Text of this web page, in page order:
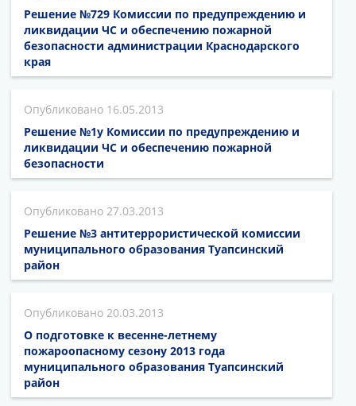
Решение №729 Комиссии по предупреждению и
ликвидации ЧС и обеспечению пожарной
безопасности администрации Краснодарского
края
16.05.2013
Решение №1у Комиссии по предупреждению и
ликвидации ЧС и обеспечению пожарной
безопасности
27.03.2013
Решение №3 антитеррористической комиссии
муниципального образования Туапсинский
район
20.03.2013
О подготовке к весенне-летнему
пожароопасному сезону 2013 года
муниципального образования Туапсинский
район